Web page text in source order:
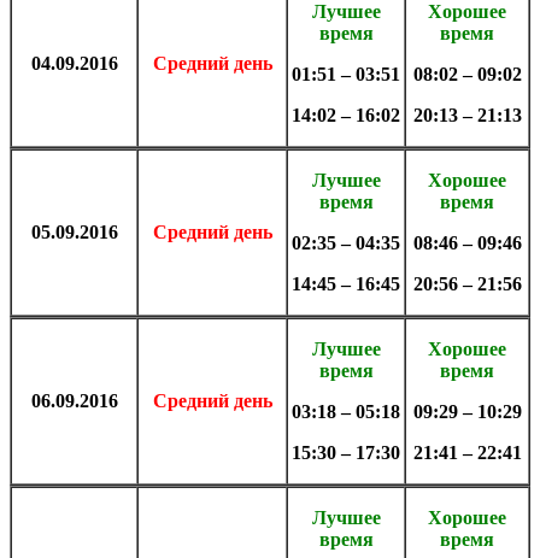
04.09.2016 Средний день
Лучшее
время
01:51 – 03:51
14:02 – 16:02
Хорошее
время
08:02 – 09:02
20:13 – 21:13
05.09.2016 Средний день
Лучшее
время
02:35 – 04:35
14:45 – 16:45
Хорошее
время
08:46 – 09:46
20:56 – 21:56
06.09.2016 Средний день
Лучшее
время
03:18 – 05:18
15:30 – 17:30
Хорошее
время
09:29 – 10:29
21:41 – 22:41
Лучшее
время
Хорошее
время